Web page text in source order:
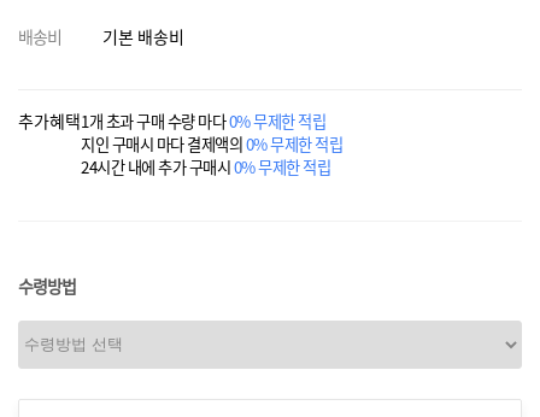
배송비 기본 배송비
추가혜택1개 초과 구매 수량 마다0% 무제한 적립
지인 구매시 마다 결제액의0% 무제한 적립
24시간 내에 추가 구매시0% 무제한 적립
수령방법